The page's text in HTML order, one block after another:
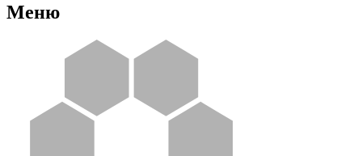
Меню